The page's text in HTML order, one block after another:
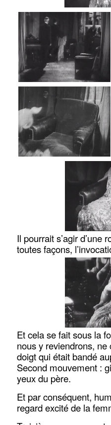
Il pourrait s’agir d’une
toutes façons,
Et cela se fait sous la
nous y reviendrons,
doigt qui était bandé
Second mouvement :
yeux du père.
Et par conséquent,
regard excité de la